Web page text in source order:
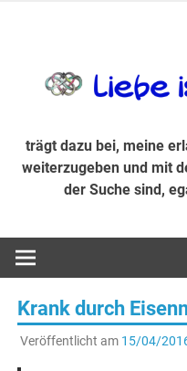
Suche sind,
trägt dazu bei, meine
weiterzugeben und mit
der Suche sind,
Krank durch
Veröffentlicht am 15/04/